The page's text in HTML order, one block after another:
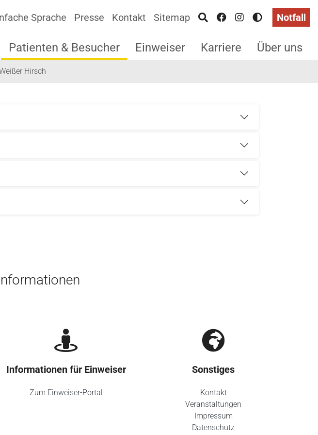
Sprache Presse Kontakt Sitemap Notfall
Patienten & Besucher Einweiser Karriere Über uns
Hirsch
Informationen für Einweiser
Zum Einweiser-Portal
Sonstiges
Kontakt
Veranstaltungen
Impressum
Datenschutz